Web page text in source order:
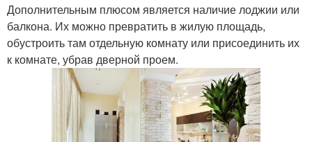
Дополнительным плюсом является наличие лоджии или
балкона. Их можно превратить в жилую площадь,
обустроить там отдельную комнату или присоединить их
к комнате, убрав дверной проем.